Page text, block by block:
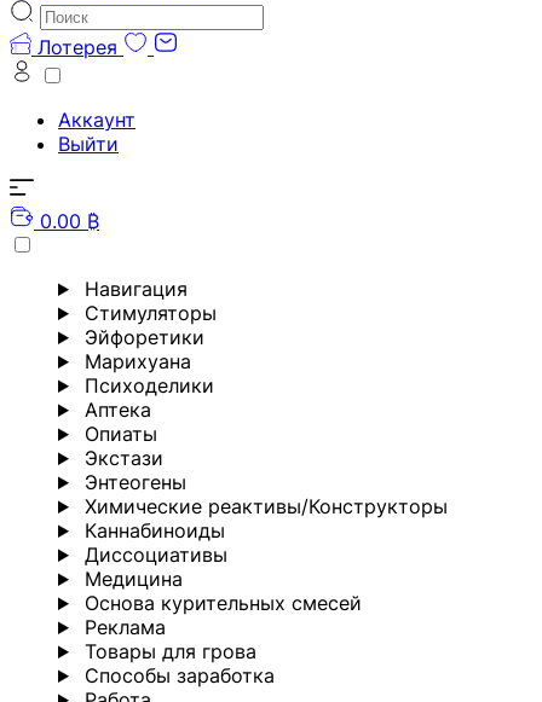
Лотерея
Аккаунт
Выйти
0.00 ₿
Навигация
Стимуляторы
Эйфоретики
Марихуана
Психоделики
Аптека
Опиаты
Экстази
Энтеогены
Химические реактивы/Конструкторы
Каннабиноиды
Диссоциативы
Медицина
Основа курительных смесей
Реклама
Товары для грова
Способы заработка